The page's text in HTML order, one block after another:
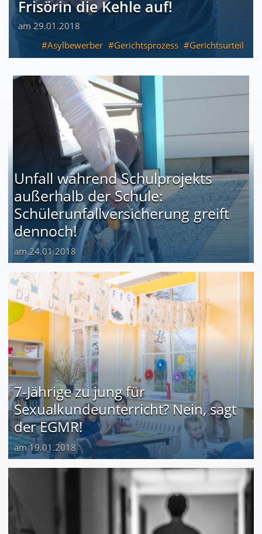
Frisörin die Kehle auf!
am 29.01.2018
Asylbewerber
Gerichtsprozess Gerichtsurteil
Unfall während Schulprojekts
außerhalb der Schule:
Schülerunfallversicherung greift
dennoch!
am 24.01.2018
7-Jährige zu jung für
Sexualkundeunterricht? Nein, sagt
der EGMR!
am 19.01.2018